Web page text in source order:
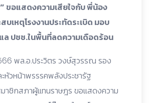
ขอแสดงความเสียใจกับ พี่น้อง
บเหตุโรงงานประทัดระเบิด มอบ
ล ปชช.ในพื้นที่ลดความเดือดร้อน
พล.อ.ประวิตร วงษ์สุวรรณ รอง
หัวหน้าพรรรคพลังประชารัฐ
าชิกสภาผู้แทนราษฎร ขอแสดงความ